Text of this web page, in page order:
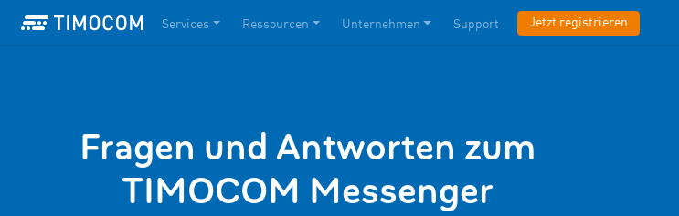
Services Ressourcen Unternehmen Support Jetzt registrieren
Fragen und Antworten zum
TIMOCOM Messenger